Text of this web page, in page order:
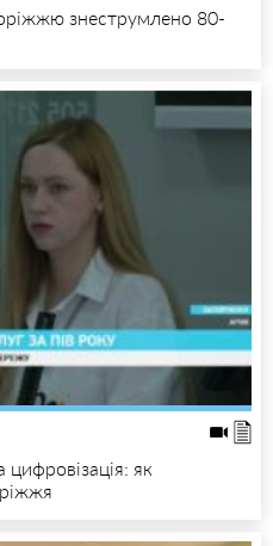
знеструмлено 80-
цифровізація: як